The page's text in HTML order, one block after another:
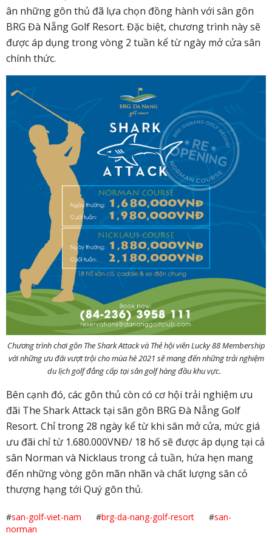
ân những gôn thủ đã lựa chọn đồng hành với sân gôn
BRG Đà Nẵng Golf Resort. Đặc biệt, chương trình này sẽ
được áp dụng trong vòng 2 tuần kể từ ngày mở cửa sân
chính thức.
Chương trình chơi gôn The Shark Attack và Thẻ hội viên Lucky 88 Membership
với những ưu đãi vượt trội cho mùa hè 2021 sẽ mang đến những trải nghiệm
du lịch golf đẳng cấp tại sân golf hàng đầu khu vực.
Bên cạnh đó, các gôn thủ còn có cơ hội trải nghiệm ưu
đãi The Shark Attack tại sân gôn BRG Đà Nẵng Golf
Resort. Chỉ trong 28 ngày kể từ khi sân mở cửa, mức giá
ưu đãi chỉ từ 1.680.000VNĐ/ 18 hố sẽ được áp dụng tại cả
sân Norman và Nicklaus trong cả tuần, hứa hẹn mang
đến những vòng gôn mãn nhãn và chất lượng sân cỏ
thượng hạng tới Quý gôn thủ.
#san-golf-viet-nam #brg-da-nang-golf-resort #san-
norman